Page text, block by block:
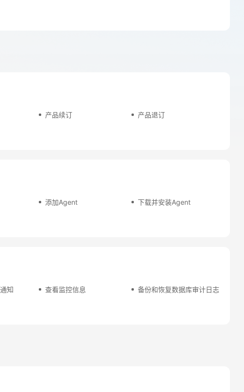
产品续订 产品退订
添加Agent 下载并安装Agent
知 查看监控信息 备份和恢复数据库审计日志